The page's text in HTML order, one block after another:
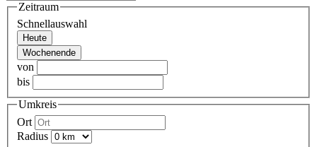
Zeitraum
Schnellauswahl
Heute
Wochenende
von
bis
Umkreis
Ort
Radius